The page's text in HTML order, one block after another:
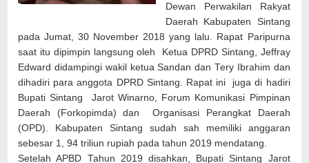
Dewan Perwakilan Rakyat
Daerah Kabupaten Sintang
pada Jumat, 30 November 2018 yang lalu. Rapat Paripurna
saat itu dipimpin langsung oleh Ketua DPRD Sintang, Jeffray
Edward didampingi wakil ketua Sandan dan Tery Ibrahim dan
dihadiri para anggota DPRD Sintang. Rapat ini juga di hadiri
Bupati Sintang Jarot Winarno, Forum Komunikasi Pimpinan
Daerah (Forkopimda) dan Organisasi Perangkat Daerah
(OPD). Kabupaten Sintang sudah sah memiliki anggaran
sebesar 1, 94 triliun rupiah pada tahun 2019 mendatang.
Setelah APBD Tahun 2019 disahkan, Bupati Sintang Jarot